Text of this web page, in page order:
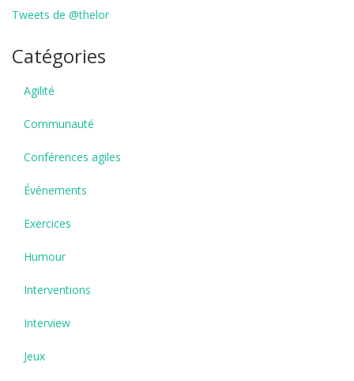
Tweets de @thelor
Catégories
Agilité
Communauté
Conférences agiles
Événements
Exercices
Humour
Interventions
Interview
Jeux